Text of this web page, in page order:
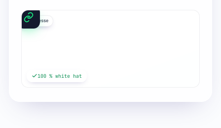
presse
100 % white hat